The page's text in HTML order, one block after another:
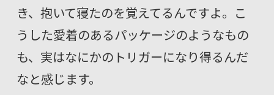
き、抱いて寝たのを覚えてるんですよ。こ
うした愛着のあるパッケージのようなもの
も、実はなにかのトリガーになり得るんだ
なと感じます。